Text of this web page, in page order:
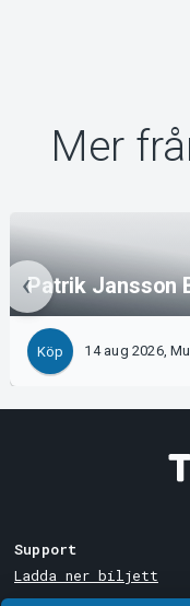
Mer
Patrik Jansson
Köp 14 aug 2026,
Support
Ladda ner biljett